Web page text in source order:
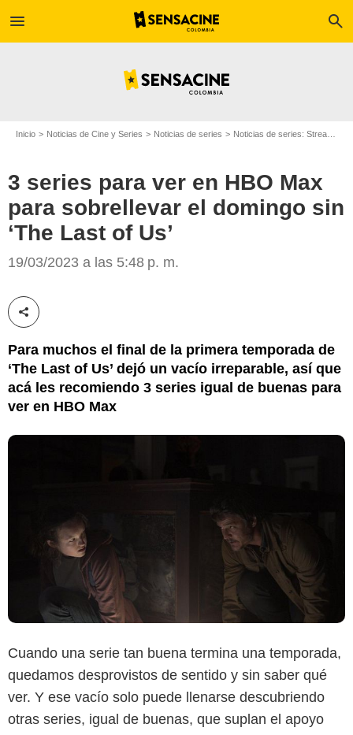
menu search
Inicio Noticias de Cine y Series Noticias de series Noticias de series: Streaming
3 series para ver en HBO Max
para sobrellevar el domingo sin
‘The Last of Us’
19/03/2023 a las 5:48 p. m.
Compartir esta noticia
Para muchos el final de la primera temporada de
‘The Last of Us’ dejó un vacío irreparable, así que
acá les recomiendo 3 series igual de buenas para
ver en HBO Max
Cuando una serie tan buena termina una temporada,
quedamos desprovistos de sentido y sin saber qué
ver. Y ese vacío solo puede llenarse descubriendo
otras series, igual de buenas, que suplan el apoyo